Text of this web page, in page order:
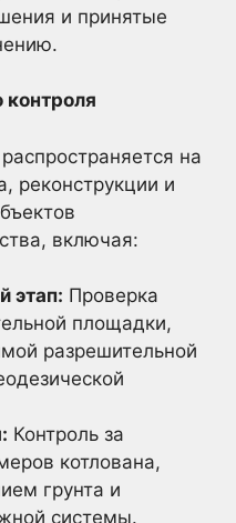
и принятые
контроля
на
реконструкции и
включая:
этап: Проверка
площадки,
разрешительной
Контроль за
котлована,
грунта и
системы.